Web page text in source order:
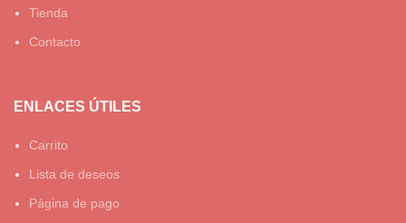
Tienda
Contacto
ENLACES ÚTILES
Carrito
Lista de deseos
Página de pago